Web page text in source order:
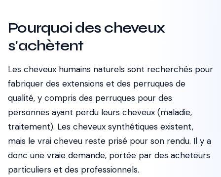
Pourquoi des cheveux
s'achètent
Les cheveux humains naturels sont recherchés pour
fabriquer des extensions et des perruques de
qualité, y compris des perruques pour des
personnes ayant perdu leurs cheveux (maladie,
traitement). Les cheveux synthétiques existent,
mais le vrai cheveu reste prisé pour son rendu. Il y a
donc une vraie demande, portée par des acheteurs
particuliers et des professionnels.